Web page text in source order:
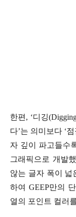
한편, ‘디깅
다’는 의미보다 ‘
자 깊이 파고들수
그래픽으로 개발
않는 글자 폭이 넓
하여 GEEP만의
열의 포인트 컬러